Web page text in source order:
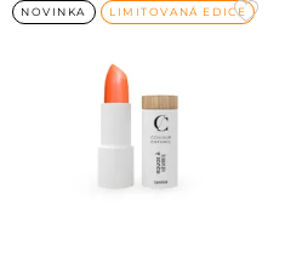
NOVINKA LIMITOVANÁ EDICE